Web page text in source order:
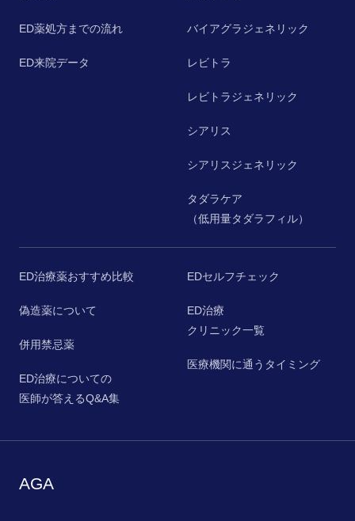
ED薬処方までの流れ
ED来院データ
バイアグラジェネリック
レビトラ
レビトラジェネリック
シアリス
シアリスジェネリック
タダラケア
（低用量タダラフィル）
ED治療薬おすすめ比較
偽造薬について
併用禁忌薬
ED治療についての
医師が答えるQ&A集
EDセルフチェック
ED治療
クリニック一覧
医療機関に通うタイミング
AGA